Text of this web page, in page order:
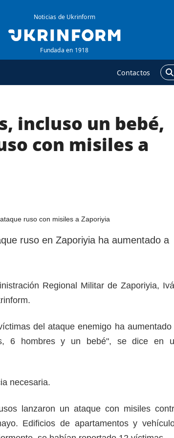
Noticias de Ukrinform
Fundada en 1918
Contactos
ADICIONAL
Podcasts
Publicaciones
incluso un bebé,
con misiles a
ruso en Zaporiyia ha aumentado a
Regional Militar de Zaporiyia,
del ataque enemigo ha aumentado
6 hombres y un bebé", se dice en
necesaria.
lanzaron un ataque con misiles
Edificios de apartamentos y